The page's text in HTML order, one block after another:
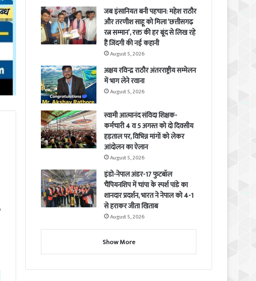
जब इंसानियत बनी पहचान: महेश राठौर
और तरणीश साहू को मिला ‘छत्तीसगढ़
रत्न सम्मान’, रक्त की हर बूंद से लिख रहे
हैं जिंदगी की नई कहानी
August 5, 2026
अक्षय रविन्द्र राठौर अंतरराष्ट्रीय सम्मेलन
में भाग लेने रवाना
August 5, 2026
स्वामी आत्मानंद संविदा शिक्षक-
कर्मचारी 4 व 5 अगस्त को दो दिवसीय
हड़ताल पर, विभिन्न मांगों को लेकर
आंदोलन का ऐलान
August 5, 2026
इंडो-नेपाल अंडर-17 फुटबॉल
चैंपियनशिप में चांपा के स्पर्श पांडे का
शानदार प्रदर्शन, भारत ने नेपाल को 4-1
से हराकर जीता खिताब
August 5, 2026
Show More